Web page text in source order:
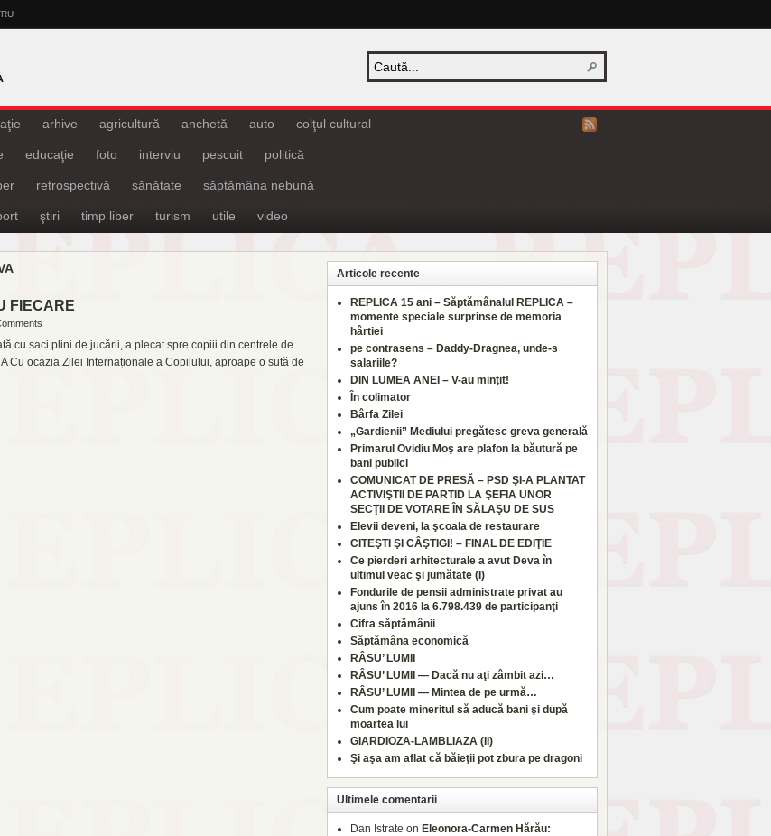
arhive agricultură anchetă auto colţul cultural
educaţie foto interviu pescuit politică
retrospectivă sănătate săptămâna nebună
ştiri timp liber turism utile video
FIECARE
cu saci plini de jucării, a plecat spre copiii din centrele de
Cu ocazia Zilei Internaționale a Copilului, aproape o sută de
Articole recente
REPLICA 15 ani – Săptămânalul REPLICA –
momente speciale surprinse de memoria
hârtiei
pe contrasens – Daddy-Dragnea, unde-s
salariile?
DIN LUMEA ANEI – V-au minţit!
În colimator
Bârfa Zilei
„Gardienii” Mediului pregătesc greva generală
Primarul Ovidiu Moş are plafon la băutură pe
bani publici
COMUNICAT DE PRESĂ – PSD ŞI-A PLANTAT
ACTIVIŞTII DE PARTID LA ŞEFIA UNOR
SECŢII DE VOTARE ÎN SĂLAŞU DE SUS
Elevii deveni, la şcoala de restaurare
CITEŞTI ŞI CÂŞTIGI! – FINAL DE EDIŢIE
Ce pierderi arhitecturale a avut Deva în
ultimul veac şi jumătate (I)
Fondurile de pensii administrate privat au
ajuns în 2016 la 6.798.439 de participanţi
Cifra săptămânii
Săptămâna economică
RÂSU’ LUMII
RÂSU’ LUMII — Dacă nu aţi zâmbit azi…
RÂSU’ LUMII — Mintea de pe urmă…
Cum poate mineritul să aducă bani şi după
moartea lui
GIARDIOZA-LAMBLIAZA (II)
Şi aşa am aflat că băieţii pot zbura pe dragoni
Ultimele comentarii
Dan Istrate on Eleonora-Carmen Hărău: